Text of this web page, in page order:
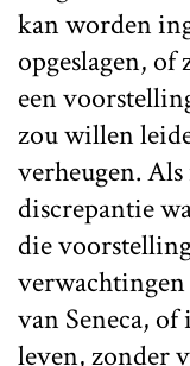
kan worden
opgeslagen,
een
zou willen
verheugen.
discrepantie
die
van Seneca,
leven, zonder